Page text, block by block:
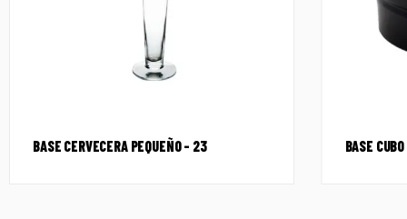
BASE CERVECERA PEQUEÑO – 23 BASE